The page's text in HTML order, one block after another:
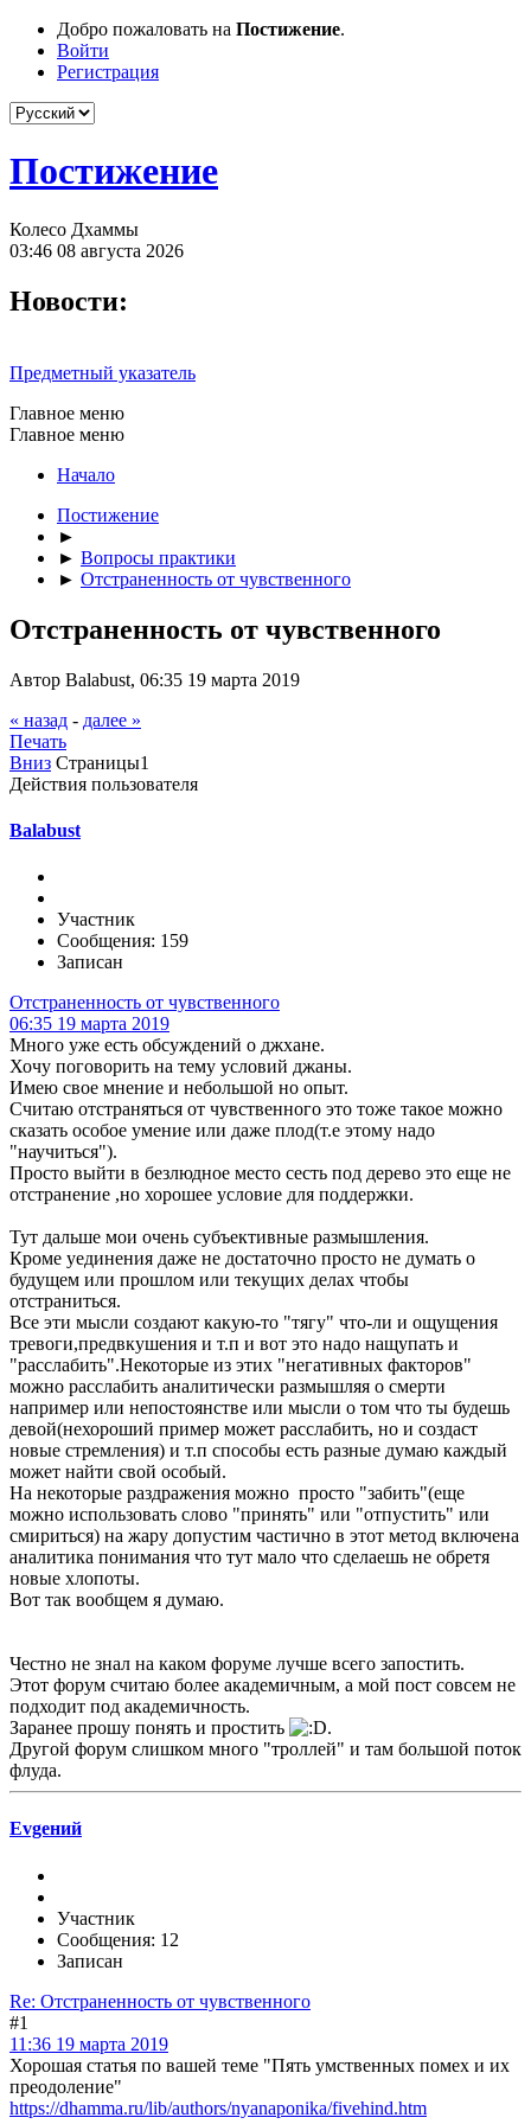
Добро пожаловать на Постижение.
Войти
Регистрация
Постижение
Колесо Дхаммы
03:46 08 августа 2026
Новости:
Предметный указатель
Главное меню
Главное меню
Начало
Постижение
►
► Вопросы практики
► Отстраненность от чувственного
Отстраненность от чувственного
Автор Balabust, 06:35 19 марта 2019
« назад - далее »
Печать
Вниз Страницы1
Действия пользователя
Balabust
Участник
Сообщения: 159
Записан
Отстраненность от чувственного
06:35 19 марта 2019
Много уже есть обсуждений о джхане.
Хочу поговорить на тему условий джаны.
Имею свое мнение и небольшой но опыт.
Считаю отстраняться от чувственного это тоже такое можно
сказать особое умение или даже плод(т.е этому надо
"научиться").
Просто выйти в безлюдное место сесть под дерево это еще не
отстранение ,но хорошее условие для поддержки.
Тут дальше мои очень субъективные размышления.
Кроме уединения даже не достаточно просто не думать о
будущем или прошлом или текущих делах чтобы
отстраниться.
Все эти мысли создают какую-то "тягу" что-ли и ощущения
тревоги,предвкушения и т.п и вот это надо нащупать и
"расслабить".Некоторые из этих "негативных факторов"
можно расслабить аналитически размышляя о смерти
например или непостоянстве или мысли о том что ты будешь
девой(нехороший пример может расслабить, но и создаст
новые стремления) и т.п способы есть разные думаю каждый
может найти свой особый.
На некоторые раздражения можно просто "забить"(еще
можно использовать слово "принять" или "отпустить" или
смириться) на жару допустим частично в этот метод включена
аналитика понимания что тут мало что сделаешь не обретя
новые хлопоты.
Вот так вообщем я думаю.
Честно не знал на каком форуме лучше всего запостить.
Этот форум считаю более академичным, а мой пост совсем не
подходит под академичность.
Заранее прошу понять и простить
.
Другой форум слишком много "троллей" и там большой поток
флуда.
Evgeний
Участник
Сообщения: 12
Записан
Re: Отстраненность от чувственного
#1
11:36 19 марта 2019
Хорошая статья по вашей теме "Пять умственных помех и их
преодоление"
https://dhamma.ru/lib/authors/nyanaponika/fivehind.htm